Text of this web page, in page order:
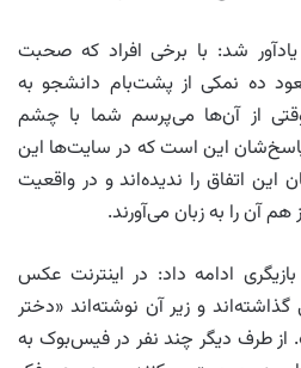
یادآور شد: با برخی افراد که صحبت
ده نمکی از پشت‌بام دانشجو به
از آن‌ها می‌پرسم شما با چشم
پاسخ‌شان این است که در سایت‌ها این
اتفاق را ندیده‌اند و در واقعیت
آن را به زبان می‌آورند.
ادامه داد: در اینترنت عکس
و زیر آن نوشته‌اند «دختر
از طرف دیگر چند نفر در فیس‌بوک به